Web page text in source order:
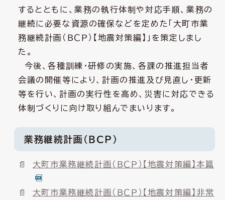
するとともに、業務の執行体制や対応手順、業務の
継続に必要な資源の確保などを定めた「大町市業
務継続計画（ＢＣＰ）【地震対策編】」を策定しまし
た。
今後、各種訓練・研修の実施、各課の推進担当者
会議の開催等により、計画の推進及び見直し・更新
等を行い、計画の実行性を高め、災害に対応できる
体制づくりに向け取り組んでまいります。
業務継続計画（ＢＣＰ）
大町市業務継続計画（ＢＣＰ）【地震対策編】本篇
大町市業務継続計画（ＢＣＰ）【地震対策編】非常